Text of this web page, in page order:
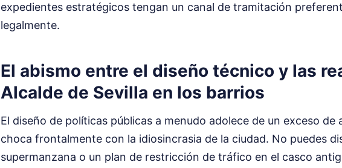
expedientes estratégicos tengan un canal de tramitación
legalmente.
El abismo entre el diseño técnico y las
Alcalde de Sevilla en los barrios
El diseño de políticas públicas a menudo adolece de un exceso de
choca frontalmente con la idiosincrasia de la ciudad. No puedes
supermanzana o un plan de restricción de tráfico en el casco